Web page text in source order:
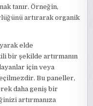
tanır. Örneğin,
artırarak organik
elde
bir şekilde artırmanın
için veya
Bu paneller,
daha geniş bir
artırmanıza